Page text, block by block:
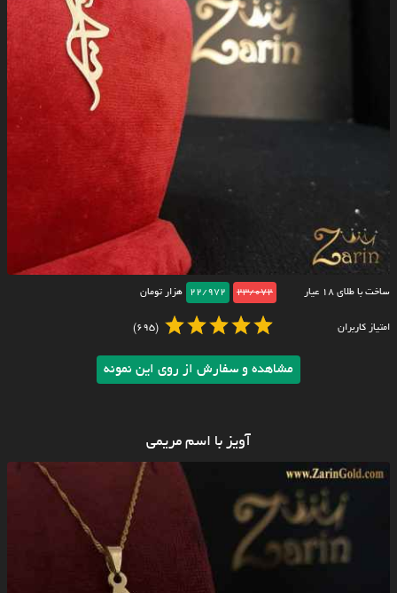
ساخت با طلای ۱۸ عیار 23/072
22/972 هزار تومان
امتیاز کاربران (695)
مشاهده و سفارش از روی این نمونه
آویز با اسم مریمی